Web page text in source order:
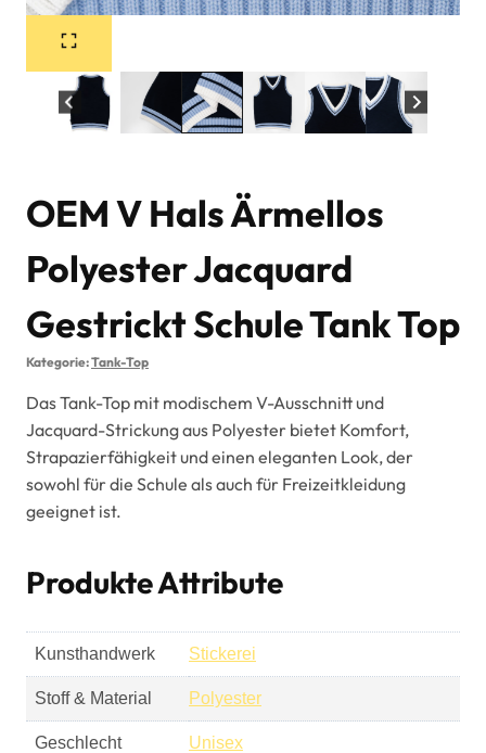
OEM V Hals Ärmellos
Polyester Jacquard
Gestrickt Schule Tank Top
Kategorie:Tank-Top
Das Tank-Top mit modischem V-Ausschnitt und
Jacquard-Strickung aus Polyester bietet Komfort,
Strapazierfähigkeit und einen eleganten Look, der
sowohl für die Schule als auch für Freizeitkleidung
geeignet ist.
Produkte Attribute
Kunsthandwerk Stickerei
Stoff & Material Polyester
Geschlecht Unisex